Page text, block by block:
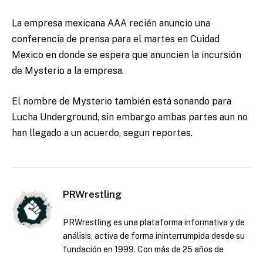
La empresa mexicana AAA recién anuncio una
conferencia de prensa para el martes en Cuidad
Mexico en donde se espera que anuncien la incursión
de Mysterio a la empresa.
El nombre de Mysterio también está sonando para
Lucha Underground, sin embargo ambas partes aun no
han llegado a un acuerdo, segun reportes.
PRWrestling
PRWrestling es una plataforma informativa y de
análisis, activa de forma ininterrumpida desde su
fundación en 1999. Con más de 25 años de